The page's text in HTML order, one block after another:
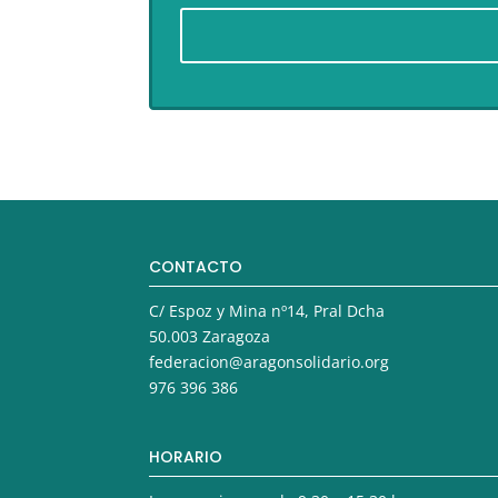
CONTACTO
C/ Espoz y Mina nº14, Pral Dcha
50.003 Zaragoza
federacion@aragonsolidario.org
976 396 386
HORARIO